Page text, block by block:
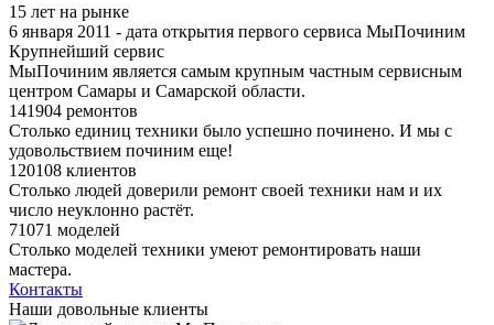
15 лет на рынке
6 января 2011 - дата открытия первого сервиса МыПочиним
Крупнейший сервис
МыПочиним является самым крупным частным сервисным
центром Самары и Самарской области.
141904 ремонтов
Столько единиц техники было успешно починено. И мы с
удовольствием починим еще!
120108 клиентов
Столько людей доверили ремонт своей техники нам и их
число неуклонно растёт.
71071 моделей
Столько моделей техники умеют ремонтировать наши
мастера.
Контакты
Наши довольные клиенты